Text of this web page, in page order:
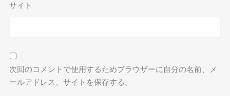
サイト
次回のコメントで使用するためブラウザーに自分の名前、メ
ールアドレス、サイトを保存する。